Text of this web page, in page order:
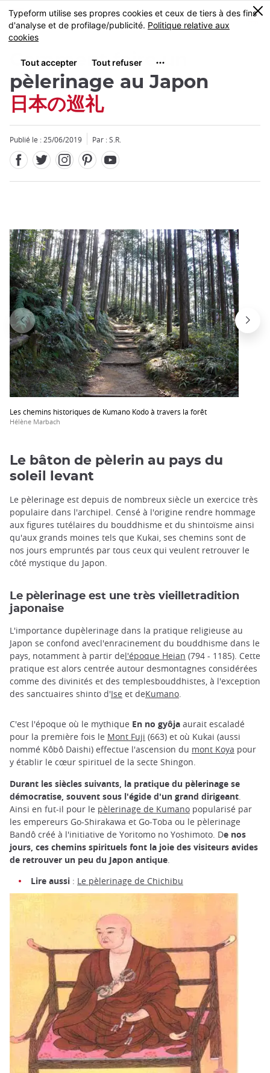
Skip
to
main
MENU
0
Comment faire un
pèlerinage au Japon
日本の巡礼
Publié le : 25/06/2019 Par : S.R.
Les chemins historiques de Kumano Kodo à travers la forêt
Hélène Marbach
Fermer
Le bâton de pèlerin au pays du
soleil levant
Le pèlerinage est depuis de nombreux siècle un exercice très
populaire dans l'archipel. Censé à l'origine rendre hommage
aux figures tutélaires du bouddhisme et du shintoïsme ainsi
qu'aux grands moines tels que Kukai, ses chemins sont de
nos jours empruntés par tous ceux qui veulent retrouver le
côté mystique du Japon.
Le pèlerinage est une très vieilletradition
japonaise
L'importance dupèlerinage dans la pratique religieuse au
Japon se confond avecl'enracinement du bouddhisme dans le
pays, notamment à partir del'époque Heian (794 - 1185). Cette
pratique est alors centrée autour desmontagnes considérées
comme des divinités et des templesbouddhistes, à l'exception
des sanctuaires shinto d'Ise et deKumano.
C'est l'époque où le mythique En no gyôja aurait escaladé
pour la première fois le Mont Fuji (663) et où Kukai (aussi
nommé Kôbô Daishi) effectue l'ascension du mont Koya pour
y établir le cœur spirituel de la secte Shingon.
Durant les siècles suivants, la pratique du pèlerinage se
démocratise, souvent sous l'égide d'un grand dirigeant
Ainsi en fut-il pour le pèlerinage de Kumano popularisé par
les empereurs Go-Shirakawa et Go-Toba ou le pèlerinage
Bandô créé à l'initiative de Yoritomo no Yoshimoto. De nos
jours, ces chemins spirituels font la joie des visiteurs avides
de retrouver un peu du Japon antique
Lire aussi : Le pèlerinage de Chichibu